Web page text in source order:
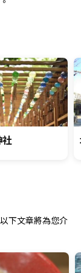
下文章將為您介